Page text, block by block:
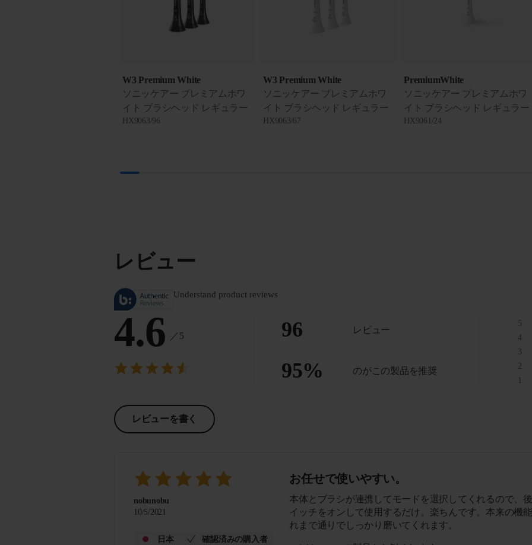
W3 Premium White
ソニッケアー プレミアムホワ
イト ブラシヘッド レギュラー
HX9063/96
W3 Premium White
ソニッケアー プレミアムホワ
イト ブラシヘッド レギュラー
HX9063/67
PremiumWhite
ソニッケアー プレミアムホワ
イト ブラシヘッド レギュラー
HX9061/24
レビュー
Understand product reviews
4.6 ／5
レビューを書く
96 レビュー
95% のがこの製品を推奨
5
4
3
2
1
nobunobu
10/5/2021
日本 確認済みの購入者
お任せで使いやすい。
本体とブラシが連携してモードを選択してくれるので、
イッチをオンして使用するだけ。楽ちんです。本来の機
れまで通りでしっかり磨いてくれます。